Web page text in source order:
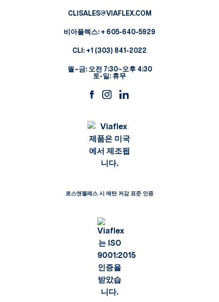
CLISALES@VIAFLEX.COM
비아플렉스: + 605-640-5929
CLI: +1 (303) 841-2022
월~금: 오전 7:30~오후 4:30
토-일: 휴무
로스앤젤레스 시 메탄 저감 표준 인증